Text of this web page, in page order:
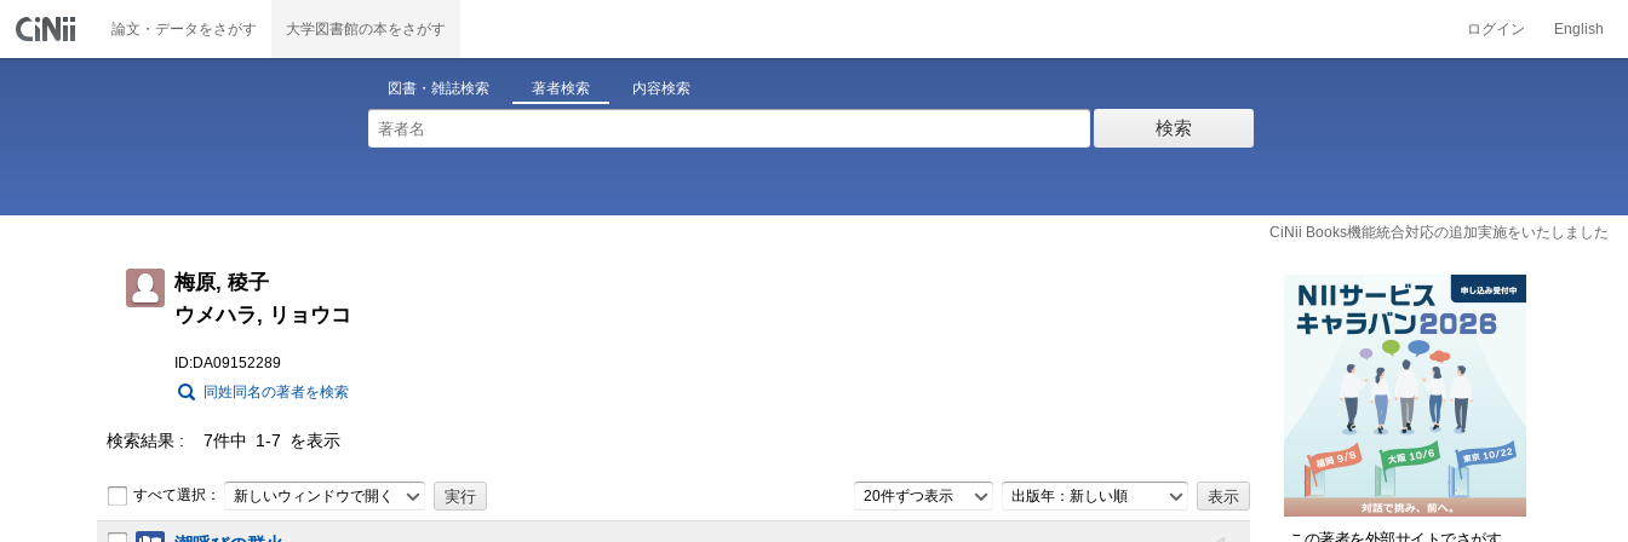
論文・データをさがす 大学図書館の本をさがす ログイン English
図書・雑誌検索 著者検索 内容検索
検索
CiNii Books機能統合対応の追加実施をいたしました
梅原, 稜子
ウメハラ, リョウコ
ID:DA09152289
同姓同名の著者を検索
検索結果 7件中 1-7 を表示
すべて選択： 新しいウィンドウで開く 20件ずつ表示 出版年：新しい順